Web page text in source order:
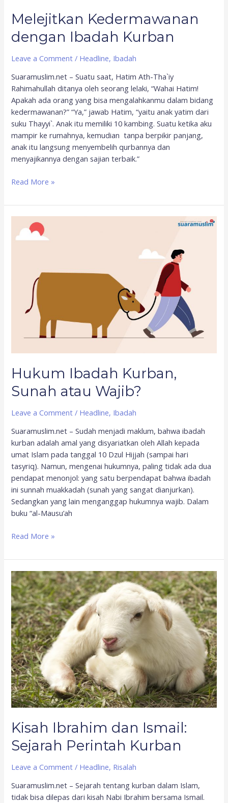
Melejitkan Kedermawanan
dengan Ibadah Kurban
Leave a Comment / Headline, Ibadah
Suaramuslim.net – Suatu saat, Hatim Ath-Tha`iy
Rahimahullah ditanya oleh seorang lelaki, “Wahai Hatim!
Apakah ada orang yang bisa mengalahkanmu dalam bidang
kedermawanan?” “Ya,” jawab Hatim, “yaitu anak yatim dari
suku Thayyi`. Anak itu memiliki 10 kambing. Suatu ketika aku
mampir ke rumahnya, kemudian tanpa berpikir panjang,
anak itu langsung menyembelih qurbannya dan
menyajikannya dengan sajian terbaik.”
Read More »
Hukum Ibadah Kurban,
Sunah atau Wajib?
Leave a Comment / Headline, Ibadah
Suaramuslim.net – Sudah menjadi maklum, bahwa ibadah
kurban adalah amal yang disyariatkan oleh Allah kepada
umat Islam pada tanggal 10 Dzul Hijjah (sampai hari
tasyriq). Namun, mengenai hukumnya, paling tidak ada dua
pendapat menonjol: yang satu berpendapat bahwa ibadah
ini sunnah muakkadah (sunah yang sangat dianjurkan).
Sedangkan yang lain menganggap hukumnya wajib. Dalam
buku “al-Mausu’ah
Hukum
Ibadah
Read More »
Kisah Ibrahim dan Ismail:
Sejarah Perintah Kurban
Leave a Comment / Headline, Risalah
Suaramuslim.net – Sejarah tentang kurban dalam Islam,
tidak bisa dilepas dari kisah Nabi Ibrahim bersama Ismail.
Kisah
Ibrahim
dan
Ismail:
Sejarah
Perintah
Kurban